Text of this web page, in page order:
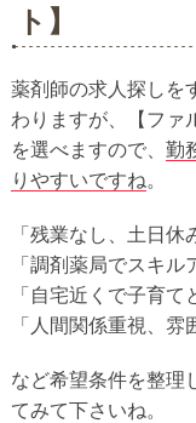
ト】
薬剤師の求人探しを
わりますが、【ファ
を選べますので、 勤
りやすいですね。
「残業なし、土日休
「調剤薬局でスキル
「自宅近くで子育て
「人間関係重視、雰
など希望条件を整理
てみて下さいね。